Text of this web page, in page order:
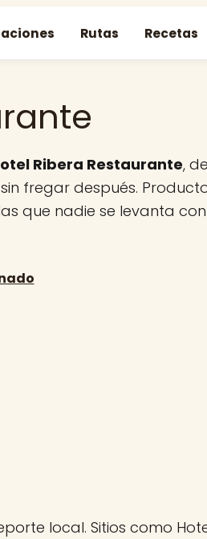
Rutas Recetas
Ribera Restaurante,
fregar después.
que nadie se levanta con
local. Sitios como